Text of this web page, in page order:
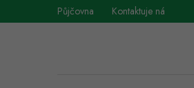
na
Půjčovna Kontaktuje nás